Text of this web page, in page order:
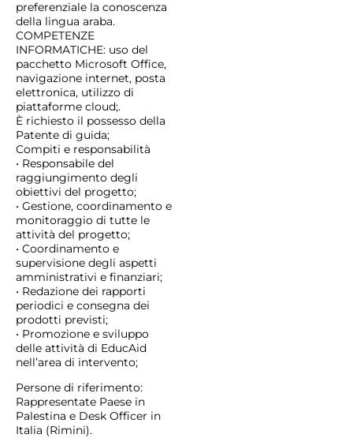
preferenziale la conoscenza
della lingua araba.
COMPETENZE
INFORMATICHE: uso del
pacchetto Microsoft Office,
navigazione internet, posta
elettronica, utilizzo di
piattaforme cloud;.
È richiesto il possesso della
Patente di guida;
Compiti e responsabilità
• Responsabile del
raggiungimento degli
obiettivi del progetto;
• Gestione, coordinamento e
monitoraggio di tutte le
attività del progetto;
• Coordinamento e
supervisione degli aspetti
amministrativi e finanziari;
• Redazione dei rapporti
periodici e consegna dei
prodotti previsti;
• Promozione e sviluppo
delle attività di EducAid
nell’area di intervento;
Persone di riferimento:
Rappresentate Paese in
Palestina e Desk Officer in
Italia (Rimini).